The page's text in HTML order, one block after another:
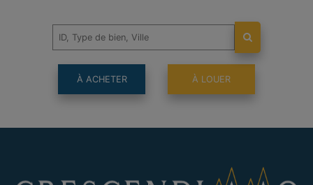
À ACHETER À LOUER